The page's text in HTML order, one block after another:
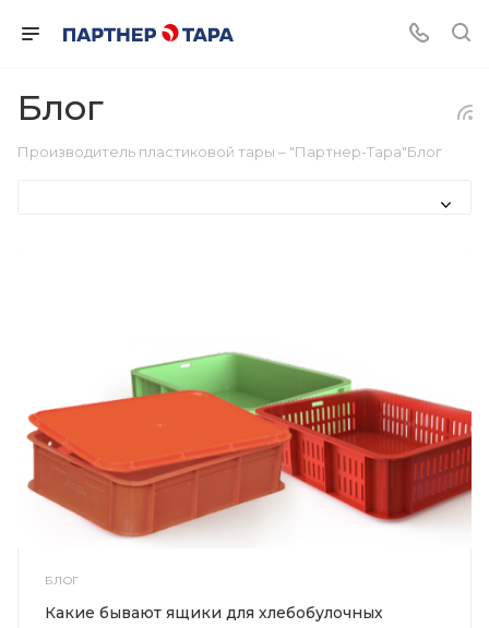
Блог
Производитель пластиковой тары – "Партнер-Тара"Блог
БЛОГ
Какие бывают ящики для хлебобулочных